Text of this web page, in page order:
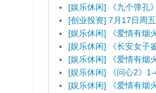
[娱乐休闲] 《九个弹孔
[创业投资] 7月17日周
[娱乐休闲] 《爱情有烟
[娱乐休闲] 《长安女子
[娱乐休闲] 《爱情有烟
[娱乐休闲] 《问心2》
[娱乐休闲] 《爱情有烟